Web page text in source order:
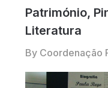
Património,
Literatura
By Coordenação